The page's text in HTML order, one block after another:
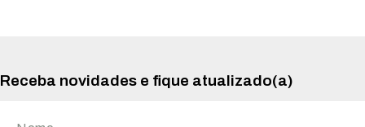
Receba novidades e fique atualizado(a)